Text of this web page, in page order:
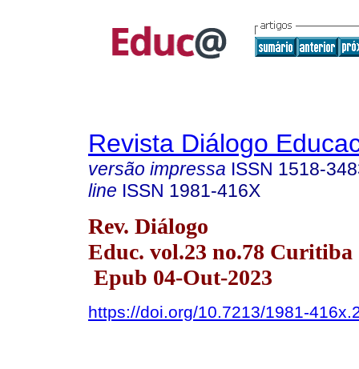
Revista Diálogo
versão impressa ISSN 1518-
line ISSN 1981-416X
Rev. Diálogo
Educ. vol.23 no.78 Curitiba
Epub 04-Out-2023
https://doi.org/10.7213/1981-